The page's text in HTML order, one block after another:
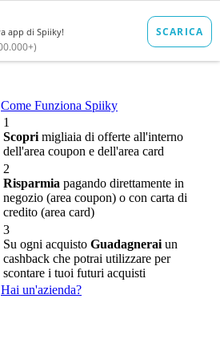
Come Funziona Spiiky
1
Scopri migliaia di offerte all'interno
dell'area coupon e dell'area card
2
Risparmia pagando direttamente in
negozio (area coupon) o con carta di
credito (area card)
3
Su ogni acquisto Guadagnerai un
cashback che potrai utilizzare per
scontare i tuoi futuri acquisti
Hai un'azienda?